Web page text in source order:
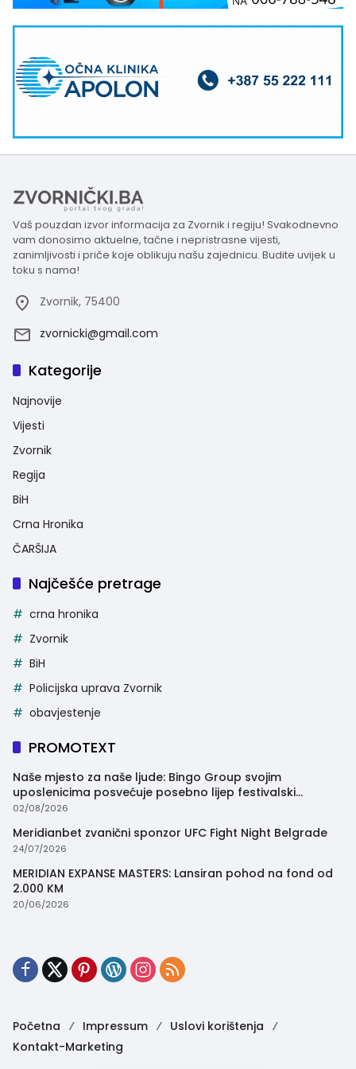
Vaš pouzdan izvor informacija za Zvornik i regiju! Svakodnevno
vam donosimo aktuelne, tačne i nepristrasne vijesti,
zanimljivosti i priče koje oblikuju našu zajednicu. Budite uvijek u
toku s nama!
Zvornik, 75400
zvornicki@gmail.com
Kategorije
Najnovije
Vijesti
Zvornik
Regija
BiH
Crna Hronika
ČARŠIJA
Najčešće pretrage
crna hronika
Zvornik
BiH
Policijska uprava Zvornik
obavjestenje
PROMOTEXT
Naše mjesto za naše ljude: Bingo Group svojim
uposlenicima posvećuje posebno lijep festivalski
trenutak
02/08/2026
Meridianbet zvanični sponzor UFC Fight Night Belgrade
24/07/2026
MERIDIAN EXPANSE MASTERS: Lansiran pohod na fond od
2.000 KM
20/06/2026
Početna Impressum
Uslovi korištenja
Kontakt-Marketing